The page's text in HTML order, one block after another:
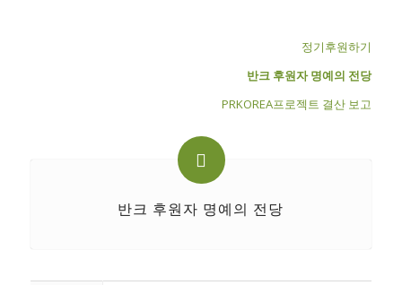
정기후원하기
반크 후원자 명예의 전당
PRKOREA프로젝트 결산 보고
반크 후원자 명예의 전당